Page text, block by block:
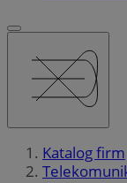
Katalog firm